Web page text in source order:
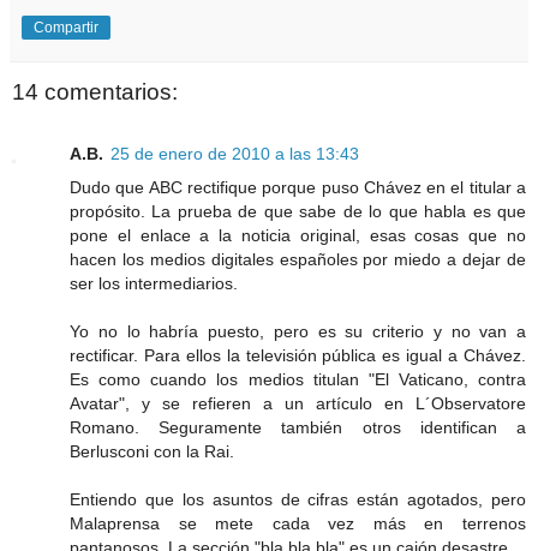
Compartir
14 comentarios:
A.B. 25 de enero de 2010 a las 13:43
Dudo que ABC rectifique porque puso Chávez en el titular a
propósito. La prueba de que sabe de lo que habla es que
pone el enlace a la noticia original, esas cosas que no
hacen los medios digitales españoles por miedo a dejar de
ser los intermediarios.
Yo no lo habría puesto, pero es su criterio y no van a
rectificar. Para ellos la televisión pública es igual a Chávez.
Es como cuando los medios titulan "El Vaticano, contra
Avatar", y se refieren a un artículo en L´Observatore
Romano. Seguramente también otros identifican a
Berlusconi con la Rai.
Entiendo que los asuntos de cifras están agotados, pero
Malaprensa se mete cada vez más en terrenos